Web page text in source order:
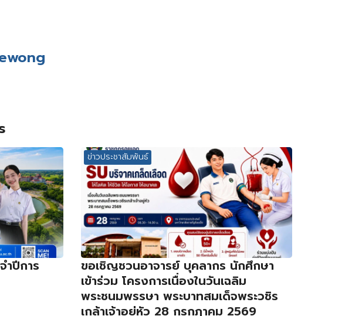
ำปีการ
ข่าวประชาสัมพันธ์
ขอเชิญชวนอาจารย์ บุคลากร นักศึกษา
เข้าร่วม โครงการเนื่องในวันเฉลิม
พระชนมพรรษา พระบาทสมเด็จพระวชิร
เกล้าเจ้าอยู่หัว 28 กรกฎาคม 2569